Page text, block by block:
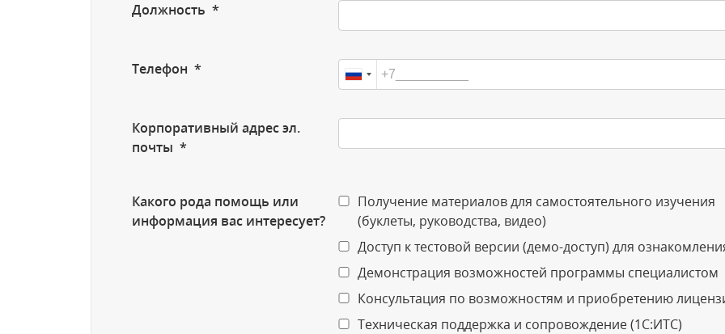
Должность *
Телефон *
Корпоративный адрес эл.
почты *
Какого рода помощь или
информация вас интересует?
Получение материалов для самостоятельного изучения
(буклеты, руководства, видео)
Доступ к тестовой версии (демо-доступ) для
Демонстрация возможностей программы специалистом
Консультация по возможностям и приобретению
Техническая поддержка и сопровождение (1С:ИТС)